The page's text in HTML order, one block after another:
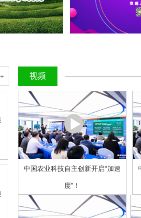
视频
中国农业科技自主创新开启“加速
度”！